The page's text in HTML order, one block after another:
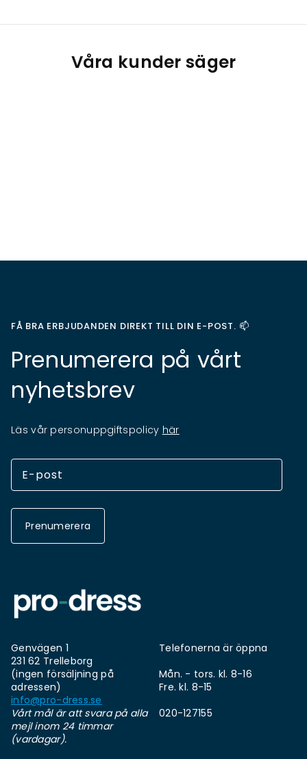
Våra kunder säger
FÅ BRA ERBJUDANDEN DIREKT TILL DIN E-POST. 📫
Prenumerera på vårt
nyhetsbrev
Läs vår personuppgiftspolicy här
Prenumerera
Genvägen 1
231 62 Trelleborg
(ingen försäljning på
adressen)
info@pro-dress.se
Vårt mål är att svara på alla
mejl inom 24 timmar
(vardagar).
Telefonerna är öppna
Mån. - tors. kl. 8-16
Fre. kl. 8-15
020-127155